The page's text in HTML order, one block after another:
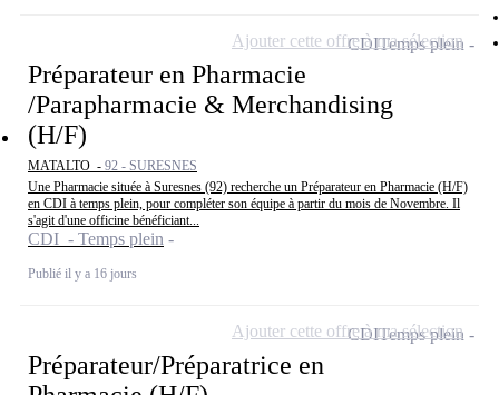
Préparateur en Pharmacie
/Parapharmacie & Merchandising
(H/F)
MATALTO - 92 - SURESNES
Une Pharmacie située à Suresnes (92) recherche un Préparateur en Pharmacie (H/F)
en CDI à temps plein, pour compléter son équipe à partir du mois de Novembre. Il
s'agit d'une officine bénéficiant...
CDI - Temps plein
Publié il y a 16 jours
CDITemps plein
Ajouter cette offre à ma sélection
Préparateur/Préparatrice en
CDITemps plein
Ajouter cette offre à ma sélection